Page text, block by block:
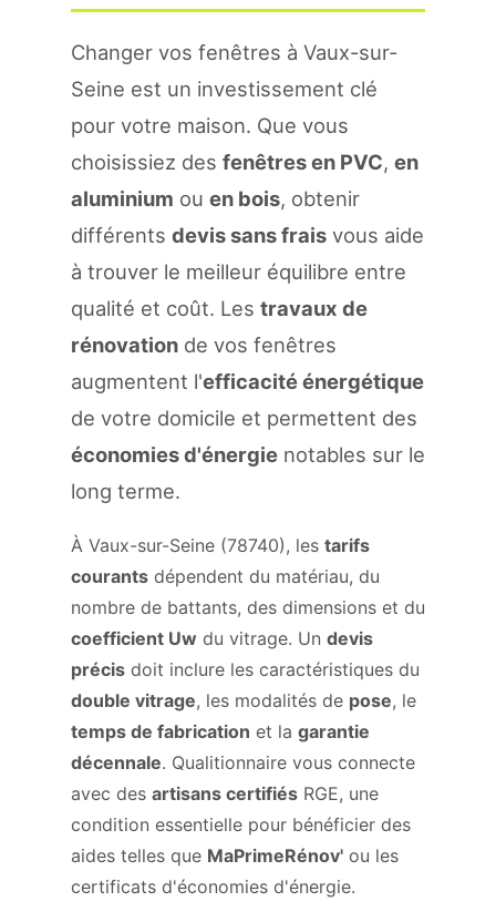
Changer vos fenêtres à Vaux-sur-
Seine est un investissement clé
pour votre maison. Que vous
choisissiez des fenêtres en PVC, en
aluminium ou en bois, obtenir
différents devis sans frais vous aide
à trouver le meilleur équilibre entre
qualité et coût. Les travaux de
rénovation de vos fenêtres
augmentent l'efficacité énergétique
de votre domicile et permettent des
économies d'énergie notables sur le
long terme.
À Vaux-sur-Seine (78740), les tarifs
courants dépendent du matériau, du
nombre de battants, des dimensions et du
coefficient Uw du vitrage. Un devis
précis doit inclure les caractéristiques du
double vitrage, les modalités de pose, le
temps de fabrication et la garantie
décennale. Qualitionnaire vous connecte
avec des artisans certifiés RGE, une
condition essentielle pour bénéficier des
aides telles que MaPrimeRénov' ou les
certificats d'économies d'énergie.